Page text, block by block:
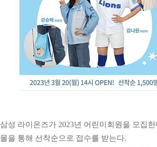
삼성 라이온즈가 2023년 어린이회원을 모집
몰을 통해 선착순으로 접수를 받는다.